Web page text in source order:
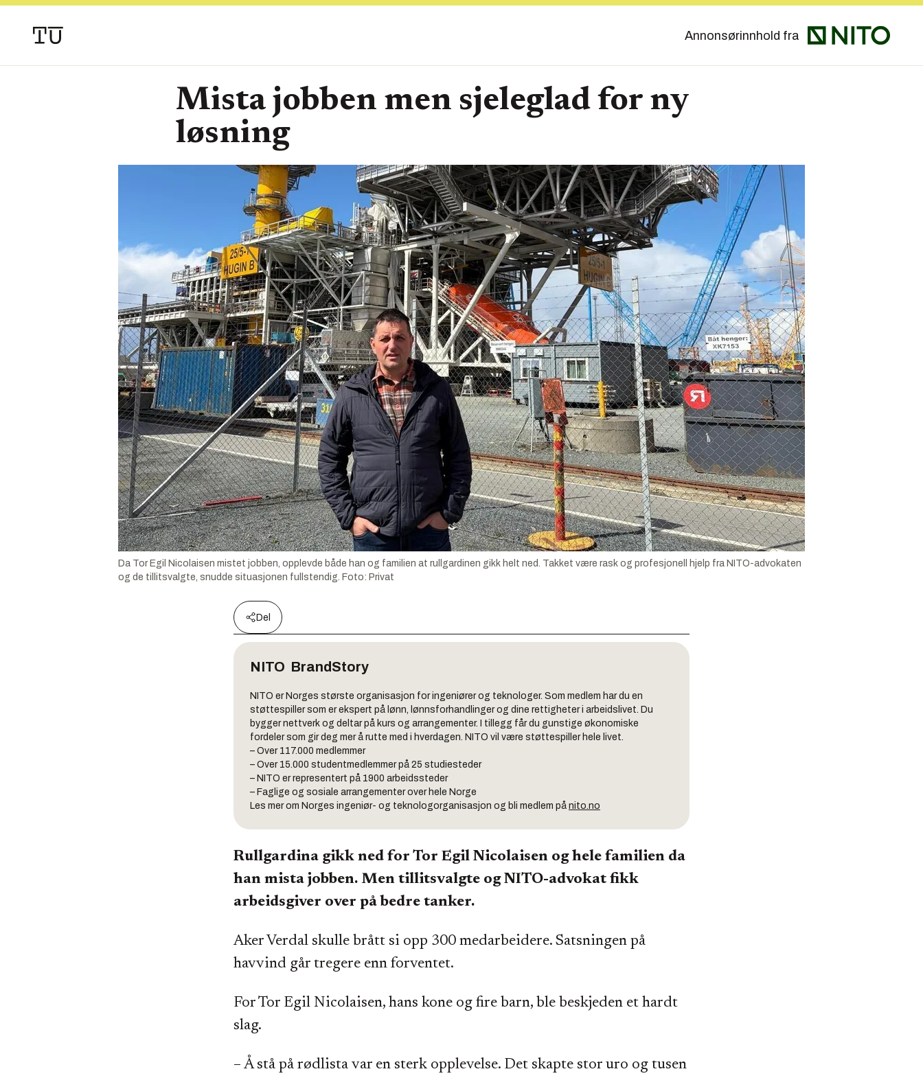
Annonsørinnhold fra
Mista jobben men sjeleglad for ny
løsning
Da Tor Egil Nicolaisen mistet jobben, opplevde både han og familien at rullgardinen gikk helt ned. Takket være rask og profesjonell hjelp fra NITO-advokaten
og de tillitsvalgte, snudde situasjonen fullstendig. Foto: Privat
Del
NITO BrandStory
NITO er Norges største organisasjon for ingeniører og teknologer. Som medlem har du en
støttespiller som er ekspert på lønn, lønnsforhandlinger og dine rettigheter i arbeidslivet. Du
bygger nettverk og deltar på kurs og arrangementer. I tillegg får du gunstige økonomiske
fordeler som gir deg mer å rutte med i hverdagen. NITO vil være støttespiller hele livet.
– Over 117.000 medlemmer
– Over 15.000 studentmedlemmer på 25 studiesteder
– NITO er representert på 1900 arbeidssteder
– Faglige og sosiale arrangementer over hele Norge
Les mer om Norges ingeniør- og teknologorganisasjon og bli medlem på nito.no
Rullgardina gikk ned for Tor Egil Nicolaisen og hele familien da
han mista jobben. Men tillitsvalgte og NITO-advokat fikk
arbeidsgiver over på bedre tanker.
Aker Verdal skulle brått si opp 300 medarbeidere. Satsningen på
havvind går tregere enn forventet.
For Tor Egil Nicolaisen, hans kone og fire barn, ble beskjeden et hardt
slag.
– Å stå på rødlista var en sterk opplevelse. Det skapte stor uro og tusen